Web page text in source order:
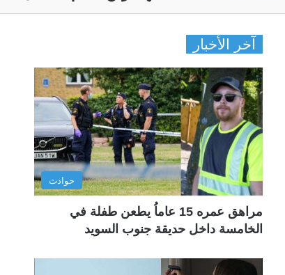
آخر الأخبار
حوادث
مراهق عمره 15 عاماُ يطعن طفلة في
الخامسة داخل حديقة جنوب السويد